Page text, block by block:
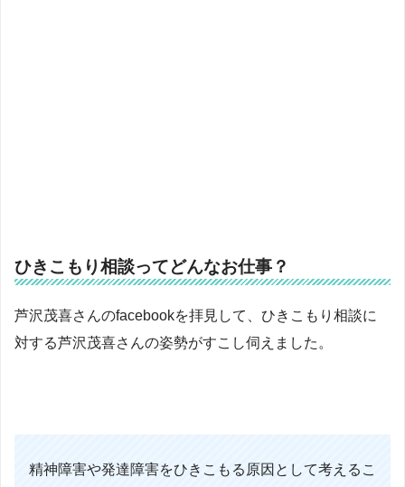
ひきこもり相談ってどんなお仕事？
芦沢茂喜さんのfacebookを拝見して、ひきこもり相談に
対する芦沢茂喜さんの姿勢がすこし伺えました。
精神障害や発達障害をひきこもる原因として考えるこ